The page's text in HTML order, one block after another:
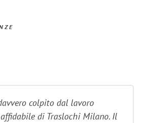
colpito dal lavoro
di Traslochi Milano. Il